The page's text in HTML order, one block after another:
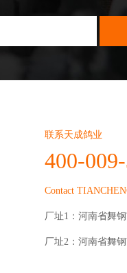
联系天成鸽业
400-
Contact
厂址1：河南省舞
厂址2：河南省舞